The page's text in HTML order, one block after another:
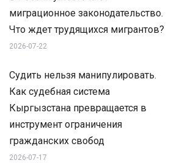
миграционное законодательство.
Что ждет трудящихся мигрантов?
2026-07-22
Судить нельзя манипулировать.
Как судебная система
Кыргызстана превращается в
инструмент ограничения
гражданских свобод
2026-07-17